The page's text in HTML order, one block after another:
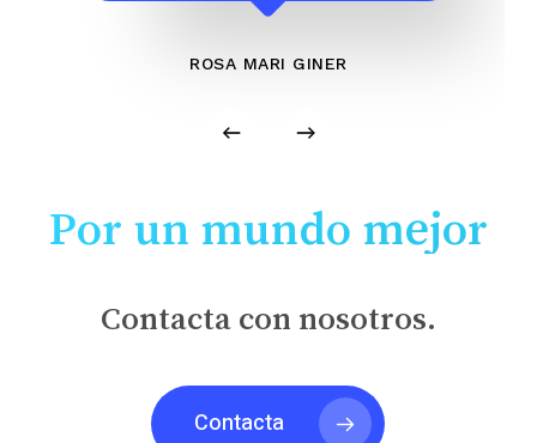
ROSA MARI GINER
Por un mundo mejor
Contacta con nosotros.
Contacta